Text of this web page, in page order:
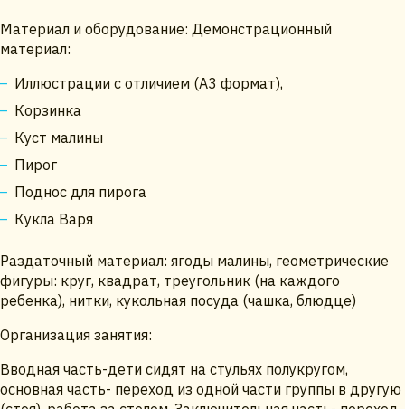
Материал и оборудование: Демонстрационный
материал:
Иллюстрации с отличием (А3 формат),
Корзинка
Куст малины
Пирог
Поднос для пирога
Кукла Варя
Раздаточный материал: ягоды малины, геометрические
фигуры: круг, квадрат, треугольник (на каждого
ребенка), нитки, кукольная посуда (чашка, блюдце)
Организация занятия:
Вводная часть-дети сидят на стульях полукругом,
основная часть- переход из одной части группы в другую